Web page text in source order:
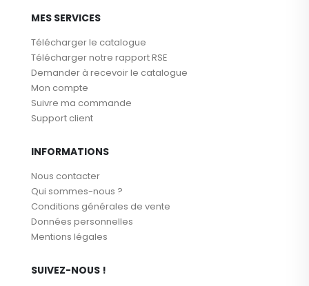
MES SERVICES
Télécharger le catalogue
Télécharger notre rapport RSE
Demander à recevoir le catalogue
Mon compte
Suivre ma commande
Support client
INFORMATIONS
Nous contacter
Qui sommes-nous ?
Conditions générales de vente
Données personnelles
Mentions légales
SUIVEZ-NOUS !